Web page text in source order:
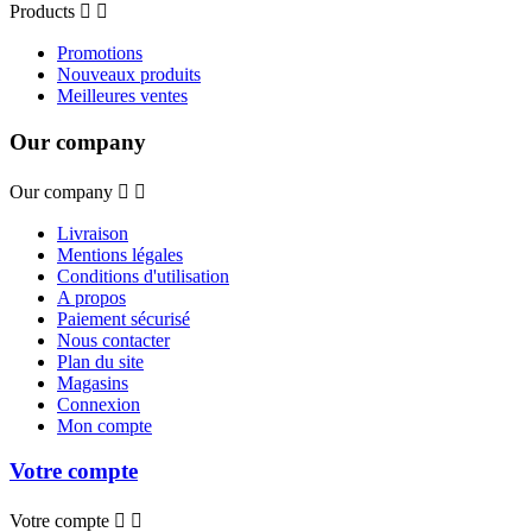
Products  
Promotions
Nouveaux produits
Meilleures ventes
Our company
Our company  
Livraison
Mentions légales
Conditions d'utilisation
A propos
Paiement sécurisé
Nous contacter
Plan du site
Magasins
Connexion
Mon compte
Votre compte
Votre compte  